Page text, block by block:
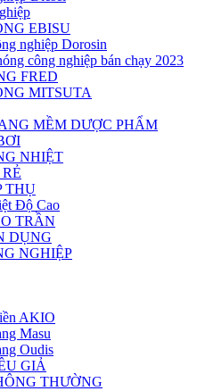
EBISU
nghiệp Dorosin
công nghiệp bán chạy 2023
FRED
MITSUTA
MỀM DƯỢC PHẨM
NHIỆT
THỤ
Độ Cao
TRẦN
DỤNG
NGHIỆP
AKIO
Masu
Oudis
GIẢ
THƯỜNG